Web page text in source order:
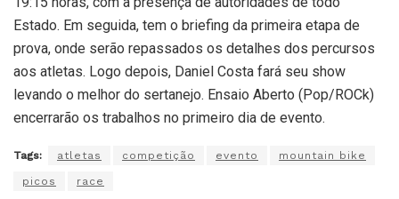
Estado. Em seguida, tem o briefing da primeira etapa de
prova, onde serão repassados os detalhes dos percursos
aos atletas. Logo depois, Daniel Costa fará seu show
levando o melhor do sertanejo. Ensaio Aberto (Pop/ROCk)
encerrarão os trabalhos no primeiro dia de evento.
Tags: atletas competição evento mountain bike
picos race